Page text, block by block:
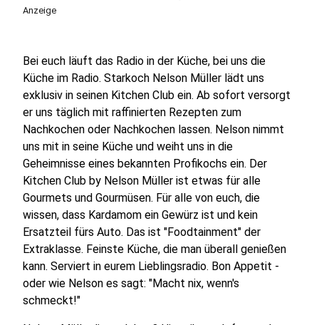
Anzeige
Bei euch läuft das Radio in der Küche, bei uns die
Küche im Radio. Starkoch Nelson Müller lädt uns
exklusiv in seinen Kitchen Club ein. Ab sofort versorgt
er uns täglich mit raffinierten Rezepten zum
Nachkochen oder Nachkochen lassen. Nelson nimmt
uns mit in seine Küche und weiht uns in die
Geheimnisse eines bekannten Profikochs ein. Der
Kitchen Club by Nelson Müller ist etwas für alle
Gourmets und Gourmüsen. Für alle von euch, die
wissen, dass Kardamom ein Gewürz ist und kein
Ersatzteil fürs Auto. Das ist "Foodtainment" der
Extraklasse. Feinste Küche, die man überall genießen
kann. Serviert in eurem Lieblingsradio. Bon Appetit -
oder wie Nelson es sagt: "Macht nix, wenn's
schmeckt!"